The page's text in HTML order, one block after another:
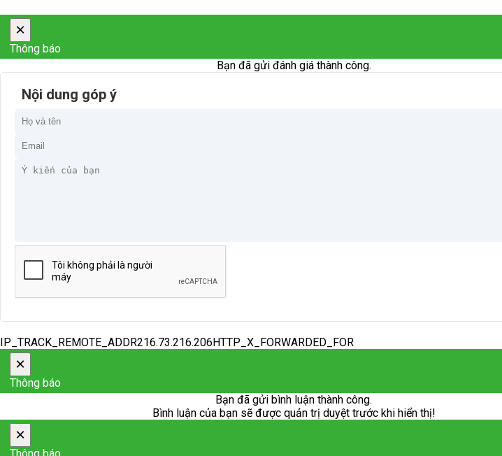
×
Thông báo
Bạn đã gửi đánh giá thành công.
Nội dung góp ý
IP_TRACK_REMOTE_ADDR216.73.216.206HTTP_X_FORWARDED_FOR
×
Thông báo
Bạn đã gửi bình luận thành công.
Bình luận của bạn sẽ được quản trị duyệt trước khi hiển thị!
×